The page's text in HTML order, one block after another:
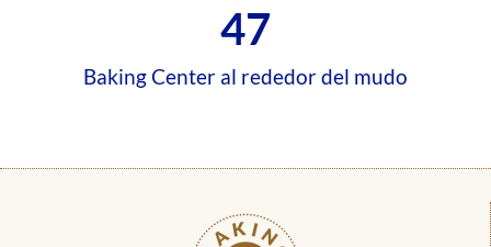
Baking Center al rededor del mudo
47